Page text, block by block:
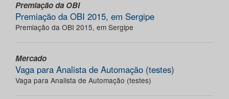
Premiação da OBI
Premiação da OBI 2015, em Sergipe
Premiação da OBI 2015, em Sergipe
Mercado
Vaga para Analista de Automação (testes)
Vaga para Analista de Automação (testes)